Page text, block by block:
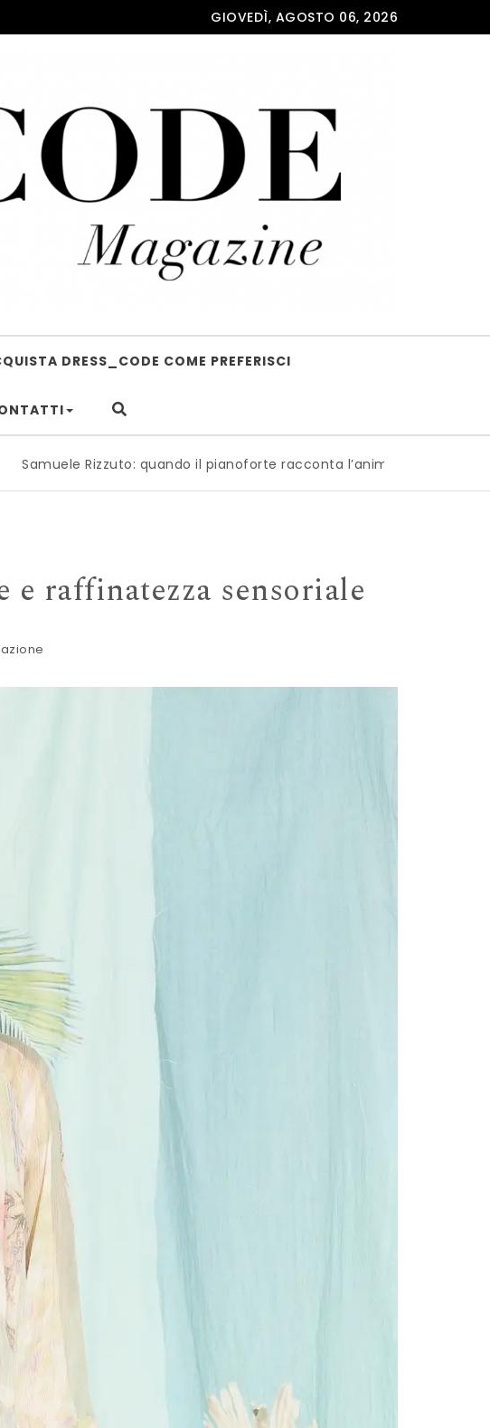
GIOVEDÌ, AGOSTO 06, 2026
DRESS_CODE COME PREFERISCI
quando il pianoforte racconta l’anima dell’Italia | Milano è pronta
e raffinatezza sensoriale